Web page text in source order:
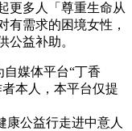
更多人「尊重生命从
有需求的困境女性，
公益补助。
媒体平台“丁香
本人，本平台仅提
康公益行走进中意人